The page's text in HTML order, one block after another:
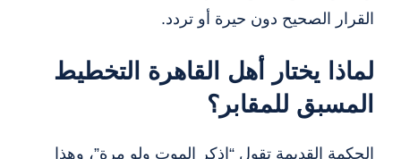
القرار الصحيح دون حيرة أو تردد.
لماذا يختار أهل القاهرة التخطيط
المسبق للمقابر؟
الحكمة القديمة تقول “اذكر الموت ولو مرة”، وهذا